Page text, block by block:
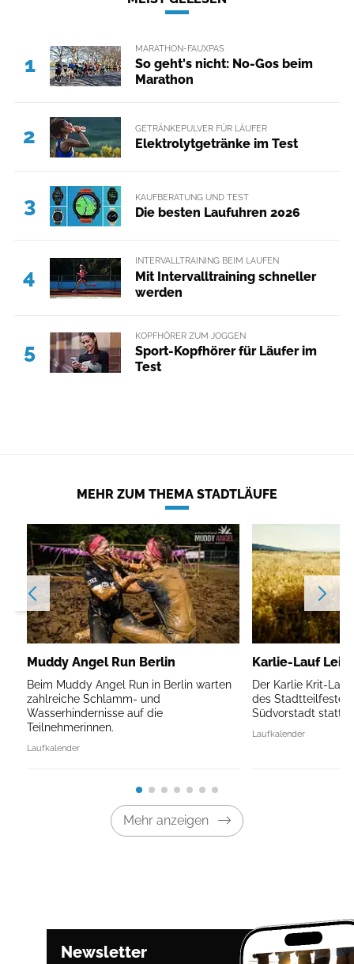
1
MARATHON-FAUXPAS
So geht's nicht: No-Gos beim
Marathon
2 GETRÄNKEPULVER FÜR LÄUFER
Elektrolytgetränke im Test
3 KAUFBERATUNG UND TEST
Die besten Laufuhren 2026
4
INTERVALLTRAINING BEIM LAUFEN
Mit Intervalltraining schneller
werden
5
KOPFHÖRER ZUM JOGGEN
Sport-Kopfhörer für Läufer im
Test
MEHR ZUM THEMA STADTLÄUFE
Muddy Angel Run Berlin
Beim Muddy Angel Run in Berlin warten
zahlreiche Schlamm- und
Wasserhindernisse auf die
Teilnehmerinnen.
Laufkalender
Karlie-Lauf
Der Karlie Krit-
des Stadtteilfestes
Südvorstadt statt.
Laufkalender
Mehr anzeigen
Newsletter